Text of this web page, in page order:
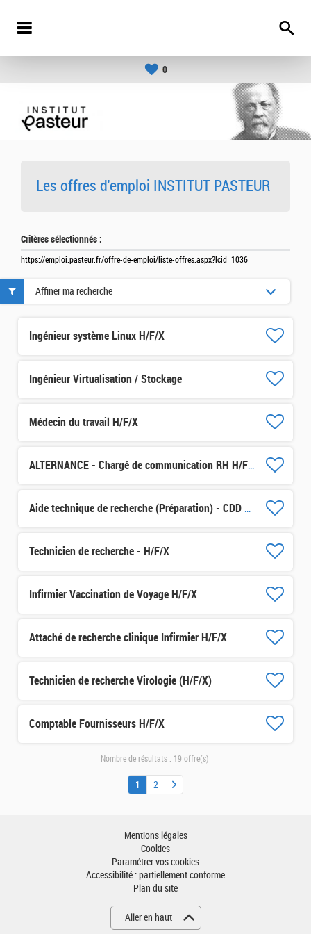
0
Les offres d'emploi INSTITUT PASTEUR
Critères sélectionnés :
https://emploi.pasteur.fr/offre-de-emploi/liste-offres.aspx?lcid=1036
Ingénieur système Linux H/F/X
Ingénieur Virtualisation / Stockage
Médecin du travail H/F/X
ALTERNANCE - Chargé de communication RH H/F/X
Aide technique de recherche (Préparation) - CDD 3 mois H/F/X
Technicien de recherche - H/F/X
Infirmier Vaccination de Voyage H/F/X
Attaché de recherche clinique Infirmier H/F/X
Technicien de recherche Virologie (H/F/X)
Comptable Fournisseurs H/F/X
Affiner ma recherche
Nombre de résultats : 19 offre(s)
1 2
Mentions légales
Cookies
Paramétrer vos cookies
Accessibilité : partiellement conforme
Plan du site
Aller en haut